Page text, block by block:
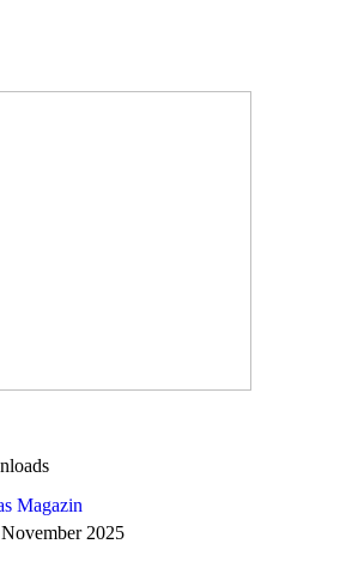
Magazin
2025